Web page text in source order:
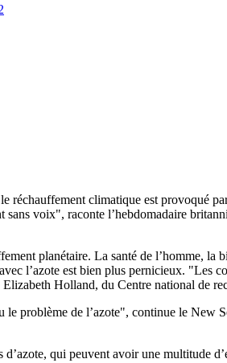
réchauffement climatique est provoqué
sans voix", raconte l’hebdomadaire
planétaire. La santé de l’homme,
l’azote est bien plus pernicieux. "Les
Holland, du Centre national de
problème de l’azote", continue le New
qui peuvent avoir une multitude